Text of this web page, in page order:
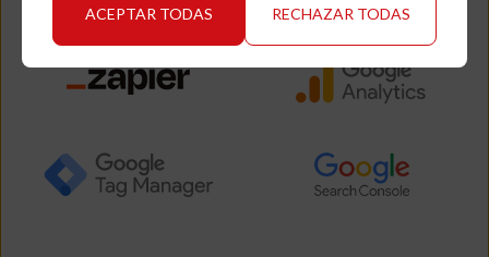
ACEPTAR TODAS RECHAZAR TODAS